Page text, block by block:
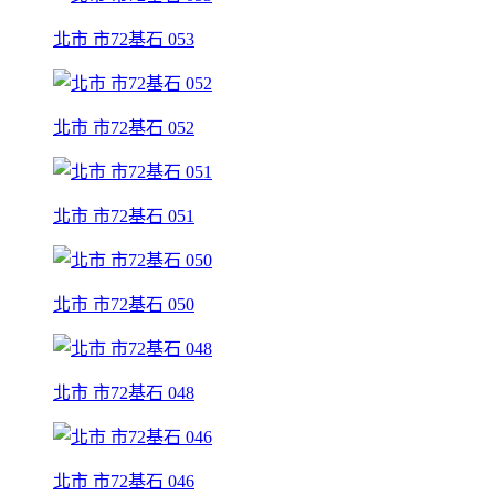
北市 市72基石 053
北市 市72基石 052
北市 市72基石 051
北市 市72基石 050
北市 市72基石 048
北市 市72基石 046